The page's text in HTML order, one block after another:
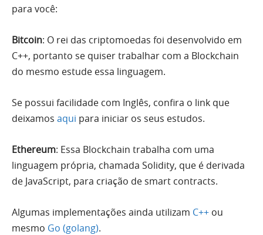
para você:
Bitcoin: O rei das criptomoedas foi desenvolvido em
C++, portanto se quiser trabalhar com a Blockchain
do mesmo estude essa linguagem.
Se possui facilidade com Inglês, confira o link que
deixamos aqui para iniciar os seus estudos.
Ethereum: Essa Blockchain trabalha com uma
linguagem própria, chamada Solidity, que é derivada
de JavaScript, para criação de smart contracts.
Algumas implementações ainda utilizam C++ ou
mesmo Go (golang).